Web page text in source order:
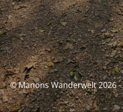
© Manons Wanderwelt 2026